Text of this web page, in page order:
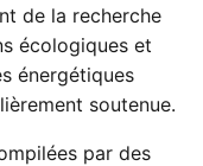
de la recherche
écologiques et
énergétiques
soutenue.
par des